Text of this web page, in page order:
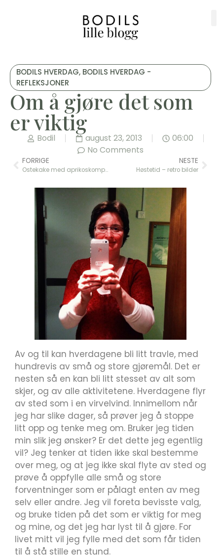
BODILS HVERDAG, BODILS HVERDAG -
REFLEKSJONER
Om å gjøre det som
er viktig
Bodil august 23, 2013
06:00
No Comments
FORRIGE
Ostekake med aprikoskompott
NESTE
Høstetid – retro bilder
Av og til kan hverdagene bli litt travle, med
hundrevis av små og store gjøremål. Det er
nesten så en kan bli litt stesset av alt som
skjer, og av alle aktivitetene. Hverdagene flyr
av sted som i en virvelvind. Innimellom når
jeg har slike dager, så prøver jeg å stoppe
litt opp og tenke meg om. Bruker jeg tiden
min slik jeg ønsker? Er det dette jeg egentlig
vil? Jeg tenker at tiden ikke skal bestemme
over meg, og at jeg ikke skal flyte av sted og
prøve å oppfylle alle små og store
forventninger som er pålagt enten av meg
selv eller andre. Jeg vil foreta bevisste valg,
og bruke tiden på det som er viktig for meg
og mine, og det jeg har lyst til å gjøre. For
livet mitt vil jeg fylle med det som får tiden
til å stå stille en stund.